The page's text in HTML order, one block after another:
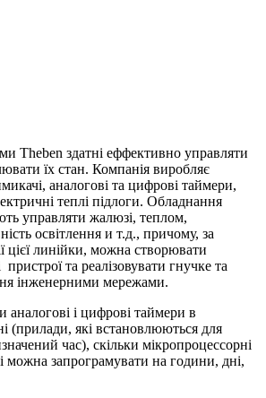
Theben здатні еффективно управляти
їх стан. Компанія виробляє
аналогові та цифрові таймери,
теплі підлоги. Обладнання
управляти жалюзі, теплом,
освітлення и т.д., причому, за
цієї линійки, можна створювати
та реалізовувати гнучке та
інженерними мережами.
аналогові і цифрові таймери в
(прилади, які встановлюються для
час), скільки мікропроцессорні
можна запрограмувати на години, дні,